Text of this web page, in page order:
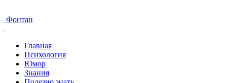
Фонтан
Главная
Психология
Юмор
Знания